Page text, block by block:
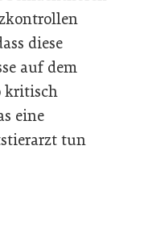
diese
auf dem
kritisch
eine
tun